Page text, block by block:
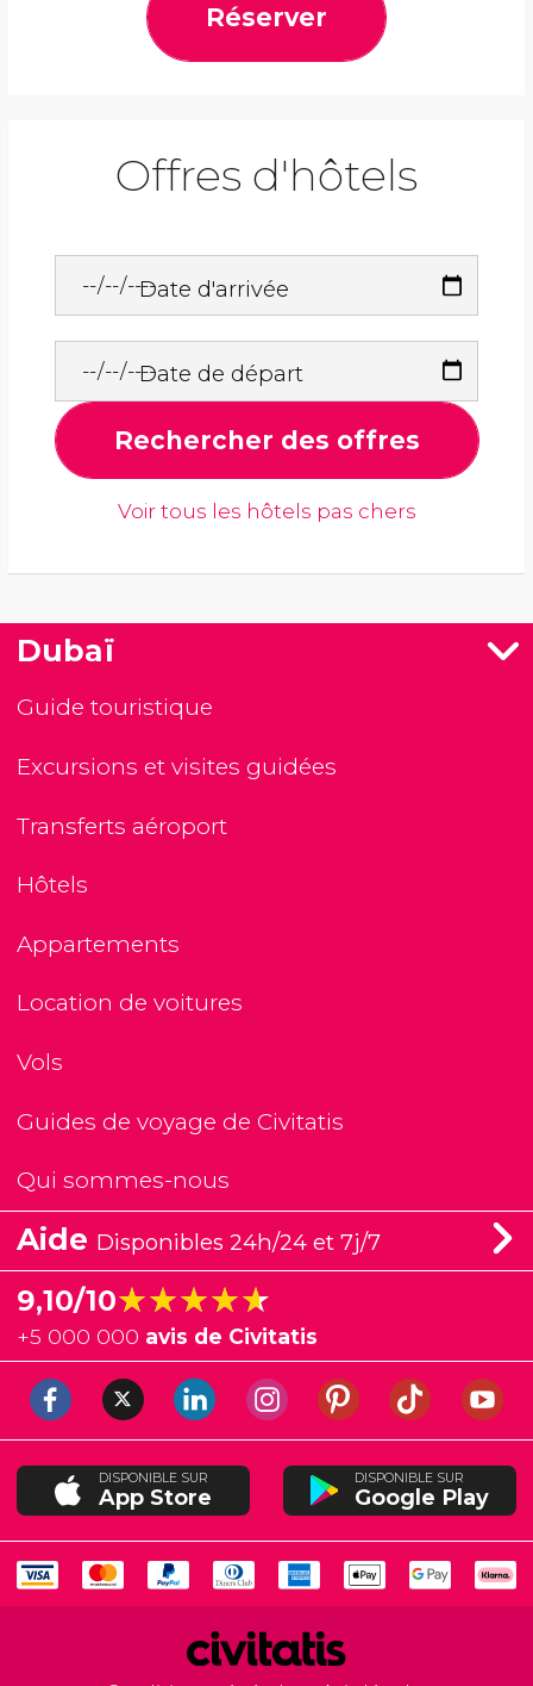
Réserver
Offres d'hôtels
Date d'arrivée
Date de départ
Rechercher des offres
Voir tous les hôtels pas chers
Dubaï
Guide touristique
Excursions et visites guidées
Transferts aéroport
Hôtels
Appartements
Location de voitures
Vols
Guides de voyage de Civitatis
Qui sommes-nous
Aide Disponibles 24h/24 et 7j/7
9,10/10★★★★★
★★★★★
+5 000 000 avis de Civitatis
DISPONIBLE SUR
App Store
DISPONIBLE SUR
Google Play